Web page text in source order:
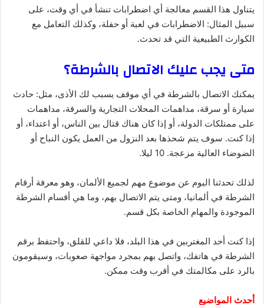
يتناول هذا القسم معالجة أي اضطرابات تنشأ في أي وقت، على
سبيل المثال: الاضطرابات في لعبة أو حفلة، وكذلك التعامل مع
الكوارث الطبيعية التي قد تحدث.
متى يجب عليك الاتصال بالشرطة؟
يمكنك الاتصال بالشرطة في أي موقف يسبب لك الأذى، مثل: حادث
سيارة أو سرقة، مداهمات المحلات التجارية والسرقة، مداهمات
على ممتلكات الدولة، أو إذا كان هناك قتال بين الناس، أو اعتداء، أو
إذا كنت. سوف يتم شحذها بعد النزول من العمل يكون النباح أو
الضوضاء العالية مزعجة. 10 ليلا.
لذلك تحدثنا اليوم عن موضوع مهم لجميع الألمان، وهو معرفة أرقام
الشرطة في ألمانيا، ومتى يتم الاتصال بهم، وما هي أقسام الشرطة
الموجودة والمهام الخاصة بكل قسم.
إذا كنت أحد المغتربين في هذا البلد، فلا داعي للقلق، واحتفظ برقم
الشرطة في هاتفك، واتصل بهم بمجرد مواجهة صعوبات، وسيقومون
بالرد على مكالمتك في أقرب وقت ممكن.
أحدث المواضيع